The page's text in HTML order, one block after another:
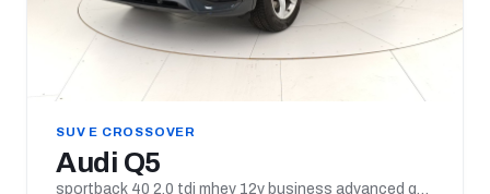
SUV E CROSSOVER
Audi Q5